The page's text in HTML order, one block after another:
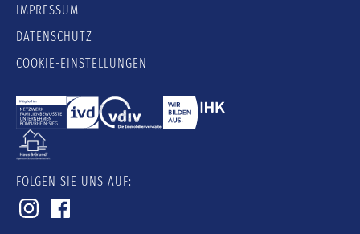
IMPRESSUM
DATENSCHUTZ
COOKIE-EINSTELLUNGEN
FOLGEN SIE UNS AUF: